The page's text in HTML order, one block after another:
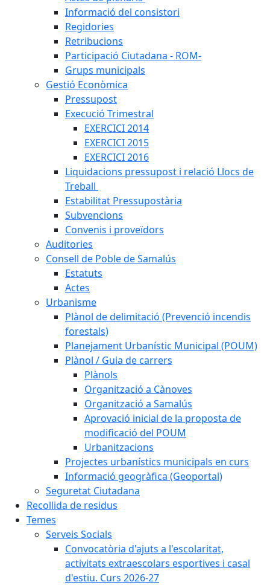
Informació del consistori
Regidories
Retribucions
Participació Ciutadana - ROM-
Grups municipals
Gestió Econòmica
Pressupost
Execució Trimestral
EXERCICI 2014
EXERCICI 2015
EXERCICI 2016
Liquidacions pressupost i relació Llocs de
Treball
Estabilitat Pressupostària
Subvencions
Convenis i proveïdors
Auditories
Consell de Poble de Samalús
Estatuts
Actes
Urbanisme
Plànol de delimitació (Prevenció incendis
forestals)
Planejament Urbanístic Municipal (POUM)
Plànol / Guia de carrers
Plànols
Organització a Cànoves
Organització a Samalús
Aprovació inicial de la proposta de
modificació del POUM
Urbanitzacions
Projectes urbanístics municipals en curs
Informació geogràfica (Geoportal)
Seguretat Ciutadana
Recollida de residus
Temes
Serveis Socials
Convocatòria d'ajuts a l'escolaritat,
activitats extraescolars esportives i casal
d'estiu. Curs 2026-27